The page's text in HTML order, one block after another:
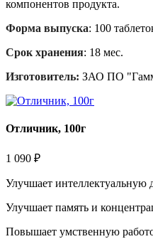
компонентов продукта.
Форма выпуска: 100
Срок хранения: 18 мес.
Изготовитель: ЗАО ПО
Отличник, 100г
1 090 ₽
Улучшает интеллектуальную
Улучшает память и
Повышает умственную